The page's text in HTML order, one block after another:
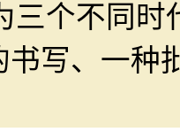
三个不同时
写、一种